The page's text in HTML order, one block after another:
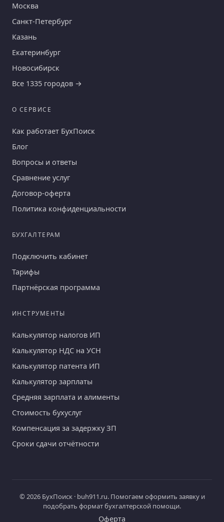
Москва
Санкт-Петербург
Казань
Екатеринбург
Новосибирск
Все 1335 городов →
О СЕРВИСЕ
Как работает БухПоиск
Блог
Вопросы и ответы
Сравнение услуг
Договор-оферта
Политика конфиденциальности
БУХГАЛТЕРАМ
Подключить кабинет
Тарифы
Партнёрская программа
ИНСТРУМЕНТЫ
Калькулятор налогов ИП
Калькулятор НДС на УСН
Калькулятор патента ИП
Калькулятор зарплаты
Средняя зарплата и алименты
Стоимость бухуслуг
Компенсация за задержку ЗП
Сроки сдачи отчётности
© 2026 БухПоиск · buh911.ru. Помогаем оформить заявку и
подобрать формат бухгалтерской помощи.
Оферта